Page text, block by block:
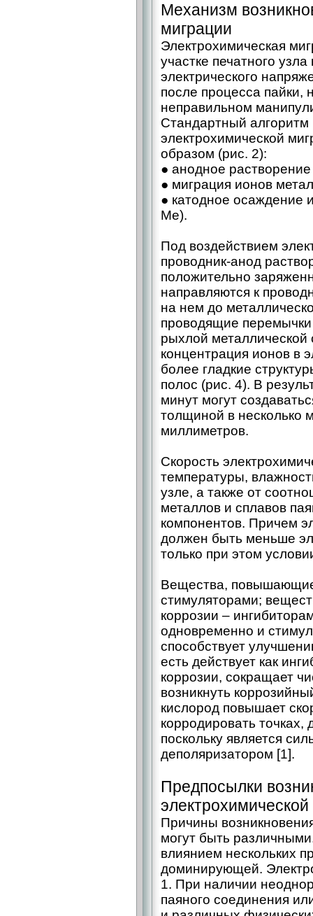
Механизм
миграции
Электрохимическая
участке печатного
электрического
после процесса пайки,
неправильном
Стандартный алгоритм
электрохимической
образом (рис. 2):
● анодное
● миграция ионов
● катодное осаждение
Me).
Под воздействием
проводник-анод
положительно
направляются к
на нем до
проводящие
рыхлой металлической
концентрация ионов в
более гладкие
полос (рис. 4). В
минут могут
толщиной в несколько
миллиметров.
Скорость
температуры,
узле, а также от
металлов и сплавов
компонентов. Причем
должен быть меньше
только при этом
Вещества,
стимуляторами;
коррозии –
одновременно и
способствует
есть действует как
коррозии, сокращает
возникнуть
кислород повышает
корродировать
поскольку является
деполяризатором [1].
Предпосылки
Причины
могут быть
влиянием нескольких
доминирующей.
1. При наличии
паяного соединения